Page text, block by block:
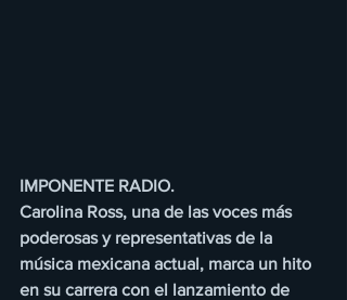
IMPONENTE RADIO.
Carolina Ross, una de las voces más
poderosas y representativas de la
música mexicana actual, marca un hito
en su carrera con el lanzamiento de